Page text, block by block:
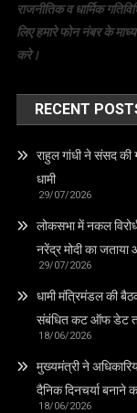
राजनीतिक व धार्मिक
लिए हमारे फोन नंबर के
करे।
RECENT
राहुल गांधी ने संसद की
धामी
29/07/2026
लोकसभा में नकल
नरेंद्र मोदी का जताया
29/07/2026
धामी मंत्रिमंडल की
संबंधित कट ऑफ डेट
18/06/2026
मुख्यमंत्री ने
दैनिक दिनचर्या बनाने
18/06/2026